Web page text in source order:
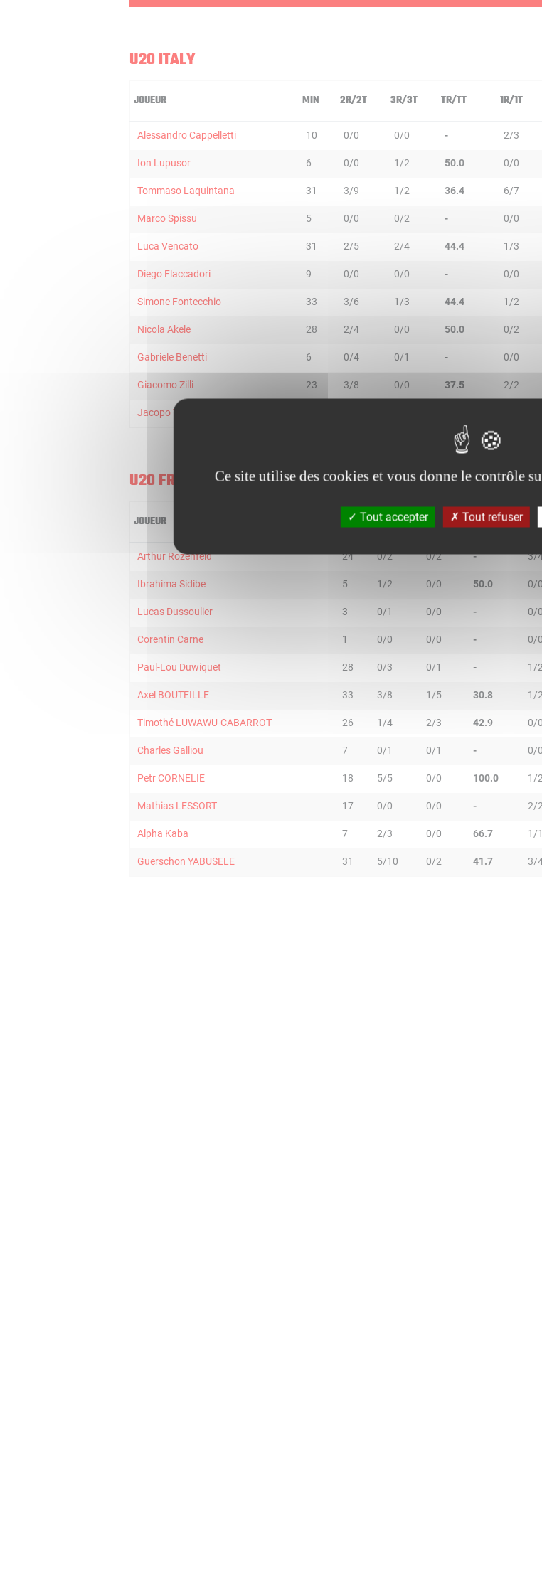
U20 ITALY
JOUEUR MIN 2R/2T 3R/3T TR/TT 1R/1T
Alessandro Cappelletti 10 0/0 0/0 - 2/3
Ion Lupusor 6 0/0 1/2 50.0 0/0
Tommaso Laquintana 31 3/9 1/2 36.4 6/7
Marco Spissu 5 0/0 0/2 - 0/0
Luca Vencato 31 2/5 2/4 44.4 1/3
Diego Flaccadori 9 0/0 0/0 - 0/0
Simone Fontecchio 33 3/6 1/3 44.4 1/2
Nicola Akele 28 2/4 0/0 50.0 0/2
Gabriele Benetti 6 0/4 0/1 - 0/0
Giacomo Zilli 23 3/8 0/0 37.5 2/2
Jacopo Vedovato
U20 FRANCE
JOUEUR MIN 2R/2T 3R/3T TR/TT
Arthur Rozenfeld 24 0/2 0/2 - 3/
Ibrahima Sidibe 5 1/2 0/0 50.0 0/0
Lucas Dussoulier 3 0/1 0/0 - 0/0
Corentin Carne 1 0/0 0/0 - 0/0
Paul-Lou Duwiquet 28 0/3 0/1 - 1/2
Axel BOUTEILLE 33 3/8 1/5 30.8 1/2
Timothé LUWAWU-CABARROT 26 1/4 2/3 42.9 0/0
Charles Galliou 7 0/1 0/1 - 0/0
Petr CORNELIE 18 5/5 0/0 100.0 1/2
Mathias LESSORT 17 0/0 0/0 - 2/2
Alpha Kaba 7 2/3 0/0 66.7 1/1
Guerschon YABUSELE 31 5/10 0/2 41.7 3/
Ce site utilise des cookies et vous donne le contrôle
Tout accepter Tout refuser